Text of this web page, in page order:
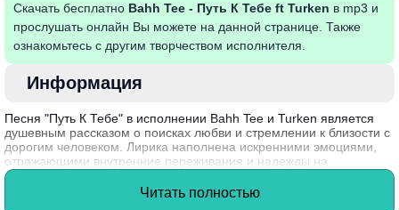
Скачать бесплатно Bahh Tee - Путь К Тебе ft Turken в mp3 и
прослушать онлайн Вы можете на данной странице. Также
ознакомьтесь с другим творчеством исполнителя.
Информация
Песня "Путь К Тебе" в исполнении Bahh Tee и Turken является
душевным рассказом о поисках любви и стремлении к близости с
дорогим человеком. Лирика наполнена искренними эмоциями,
отражающими внутренние переживания и надежды на
взаимопонимание. Музыкальное сопровождение помогает
создать атмосферу мечтательности и романтики, что делает трек
Читать полностью